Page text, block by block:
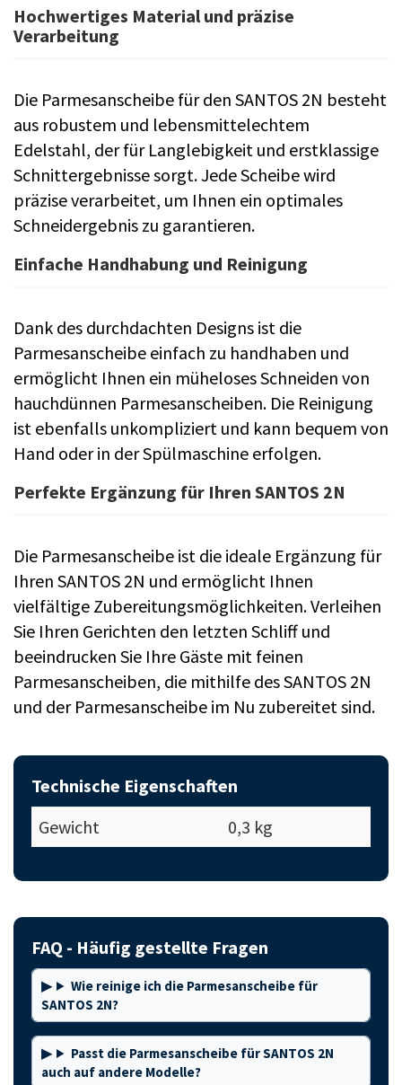
Hochwertiges Material und präzise
Verarbeitung
Die Parmesanscheibe für den SANTOS 2N besteht
aus robustem und lebensmittelechtem
Edelstahl, der für Langlebigkeit und erstklassige
Schnittergebnisse sorgt. Jede Scheibe wird
präzise verarbeitet, um Ihnen ein optimales
Schneidergebnis zu garantieren.
Einfache Handhabung und Reinigung
Dank des durchdachten Designs ist die
Parmesanscheibe einfach zu handhaben und
ermöglicht Ihnen ein müheloses Schneiden von
hauchdünnen Parmesanscheiben. Die Reinigung
ist ebenfalls unkompliziert und kann bequem von
Hand oder in der Spülmaschine erfolgen.
Perfekte Ergänzung für Ihren SANTOS 2N
Die Parmesanscheibe ist die ideale Ergänzung für
Ihren SANTOS 2N und ermöglicht Ihnen
vielfältige Zubereitungsmöglichkeiten. Verleihen
Sie Ihren Gerichten den letzten Schliff und
beeindrucken Sie Ihre Gäste mit feinen
Parmesanscheiben, die mithilfe des SANTOS 2N
und der Parmesanscheibe im Nu zubereitet sind.
Technische Eigenschaften
Gewicht
0,3 kg
FAQ - Häufig gestellte Fragen
Wie reinige ich die Parmesanscheibe für
SANTOS 2N?
Passt die Parmesanscheibe für SANTOS 2N
auch auf andere Modelle?